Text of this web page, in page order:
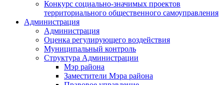
Конкурс социально-значимых проектов
территориального общественного самоуправления
Администрация
Администрация
Оценка регулирующего воздействия
Муниципальный контроль
Структура Администрации
Мэр района
Заместители Мэра района